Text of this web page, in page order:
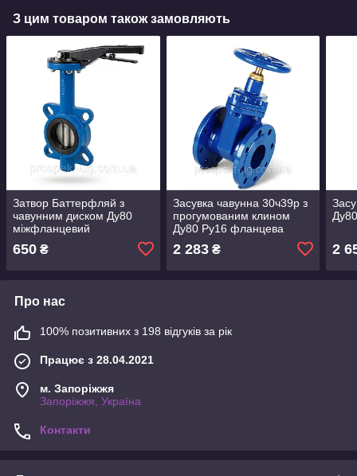
З цим товаром також замовляють
Затвор Баттерфляй з
чавунним диском Ду80
міжфланцевий
650 ₴
Засувка чавунна 30ч39р з
прогумованим клином
Ду80 Ру16 фланцева
2 283₴ 2
Про нас
100% позитивних з 198 відгуків за рік
Працює з 28.04.2021
м. Запоріжжя
Запоріжжя, Україна
Контакти